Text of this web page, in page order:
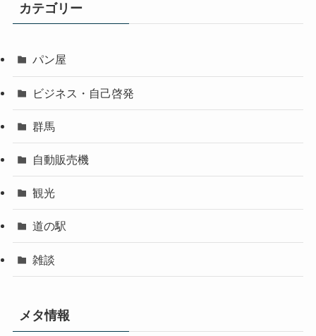
カテゴリー
パン屋
ビジネス・自己啓発
群馬
自動販売機
観光
道の駅
雑談
メタ情報